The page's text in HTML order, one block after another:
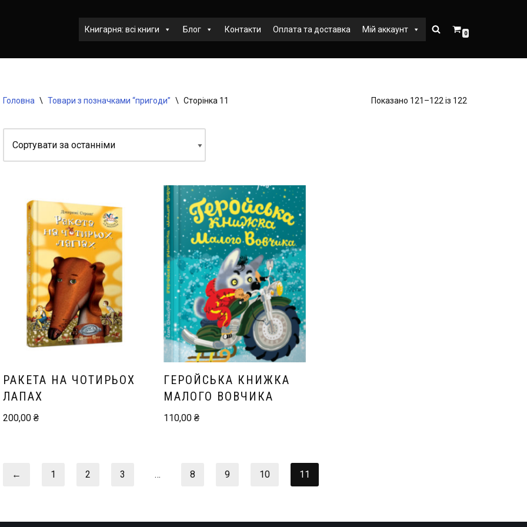
Книгарня: всі книги Блог Контакти Оплата та доставка Мій аккаунт 0
Головна \ Товари з позначками “пригоди” \ Сторінка 11 Показано 121–122 із 122
РАКЕТА НА ЧОТИРЬОХ
ЛАПАХ
200,00 ₴
ГЕРОЙСЬКА КНИЖКА
МАЛОГО ВОВЧИКА
110,00 ₴
← 1 2 3 … 8 9 10 11